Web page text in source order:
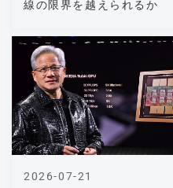
線の限界を越えられるか
2026-07-21